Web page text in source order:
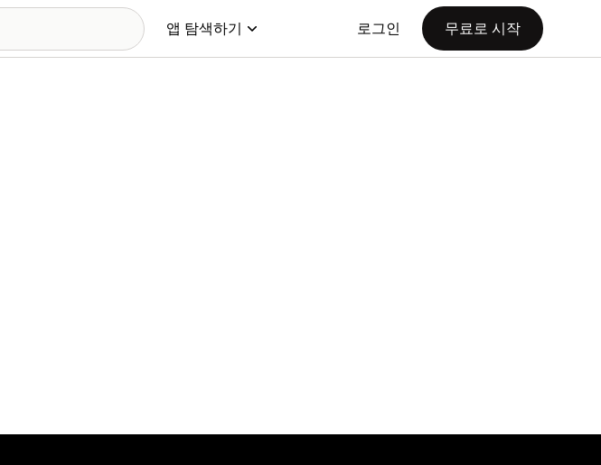
앱 탐색하기 로그인 무료로 시작